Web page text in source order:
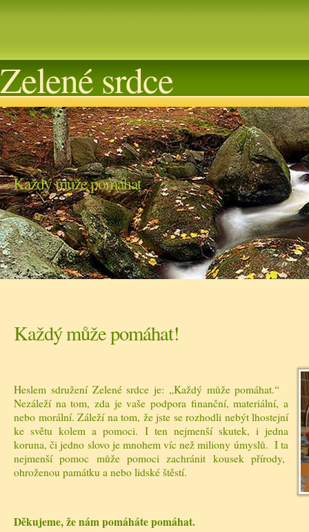
Zelené srdce
Každý může pomáhat
Každý může pomáhat!
Heslem sdružení Zelené srdce je: „Každý může pomáhat.“
Nezáleží na tom, zda je vaše podpora finanční, materiální, a
nebo morální. Záleží na tom, že jste se rozhodli nebýt lhostejní
ke světu kolem a pomoci. I ten nejmenší skutek, i jedna
koruna, či jedno slovo je mnohem víc než miliony úmyslů. I ta
nejmenší pomoc může pomoci zachránit kousek přírody,
ohroženou památku a nebo lidské štěstí.
Děkujeme, že nám pomáháte pomáhat.